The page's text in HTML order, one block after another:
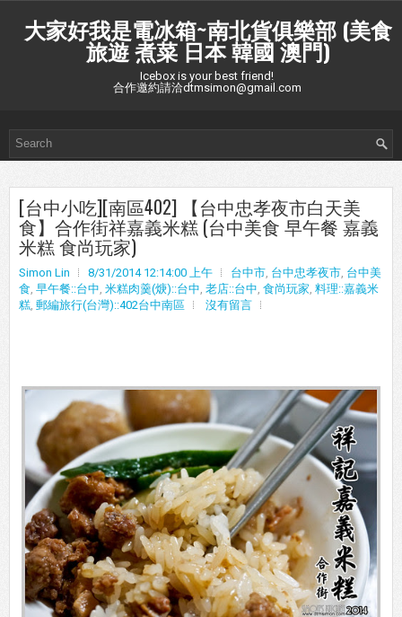
大家好我是電冰箱~南北貨俱樂部 (美食
旅遊 煮菜 日本 韓國 澳門)
Icebox is your best friend!
合作邀約請洽dtmsimon@gmail.com
[台中小吃][南區402] 【台中忠孝夜市白天美
食】合作街祥嘉義米糕 (台中美食 早午餐 嘉義
米糕 食尚玩家)
Simon Lin 8/31/2014 12:14:00 上午 台中市, 台中忠孝夜市, 台中美
食, 早午餐::台中, 米糕肉羹(焿)::台中, 老店::台中, 食尚玩家, 料理::嘉義米
糕, 郵編旅行(台灣)::402台中南區 沒有留言